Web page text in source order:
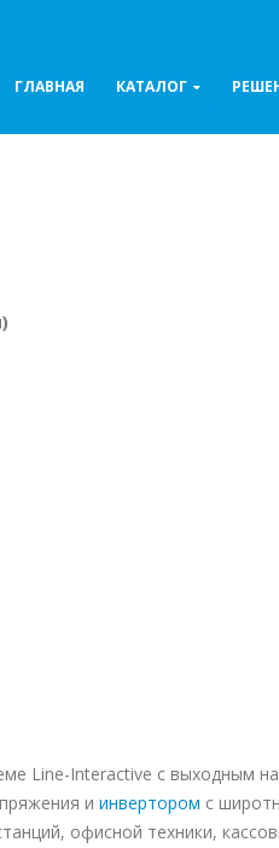
ГЛАВНАЯ КАТАЛОГ
Line-Interactive с выходным
и инвертором с
офисной техники,